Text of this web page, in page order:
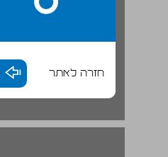
חזרה לאתר
פרק 2 היעדים המרכזיים ... 25